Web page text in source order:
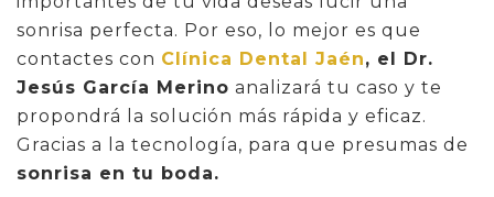
sonrisa perfecta. Por eso, lo mejor es que
contactes con Clínica Dental Jaén, el Dr.
Jesús García Merino analizará tu caso y te
propondrá la solución más rápida y eficaz.
Gracias a la tecnología, para que presumas de
sonrisa en tu boda.